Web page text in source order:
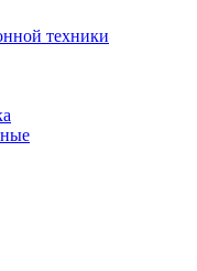
техники